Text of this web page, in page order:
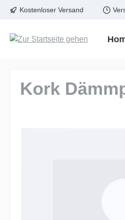
Zur Hauptnavigation
Kostenloser Versand
Kork